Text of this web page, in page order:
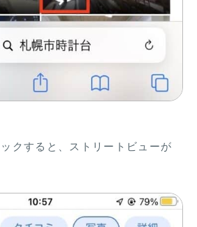
クすると、ストリートビューが